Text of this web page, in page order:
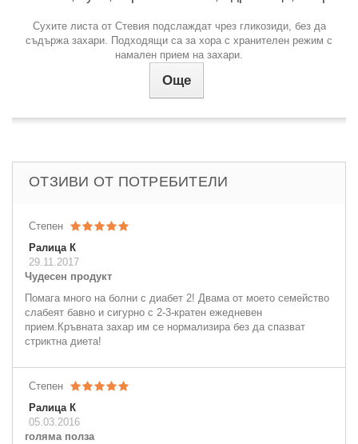
Сухите листа от Стевия подслаждат чрез гликозиди, без да
съдържа захари. Подходящи са за хора с хранителен режим с
намален прием на захари.
Още
ОТЗИВИ ОТ ПОТРЕБИТЕЛИ
Степен
Ралица К
29.11.2017
Чудесен продукт
Помага много на болни с диабет 2! Двама от моето семейство
слабеят бавно и сигурно с 2-3-кратен ежедневен
прием.Кръвната захар им се нормализира без да спазват
стриктна диета!
Степен
Ралица К
05.03.2016
голяма полза